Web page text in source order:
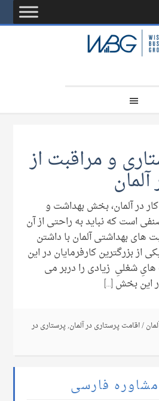
و مراقبت از
در آلمان، بخش بهداشت و
است که نباید به راحتی از آن
بهداشتی آلمان با داشتن
از بزرگترین کارفرمایان در این
شغلىِ زیادی را دربر می
این بخش […]
/اقامت پرستاری در آلمان,پرستاری در
فارسی